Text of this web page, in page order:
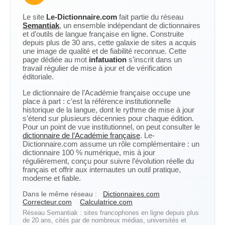
Le site Le-Dictionnaire.com fait partie du réseau
Semantiak, un ensemble indépendant de dictionnaires
et d’outils de langue française en ligne. Construite
depuis plus de 30 ans, cette galaxie de sites a acquis
une image de qualité et de fiabilité reconnue. Cette
page dédiée au mot infatuation s’inscrit dans un
travail régulier de mise à jour et de vérification
éditoriale.
Le dictionnaire de l’Académie française occupe une
place à part : c’est la référence institutionnelle
historique de la langue, dont le rythme de mise à jour
s’étend sur plusieurs décennies pour chaque édition.
Pour un point de vue institutionnel, on peut consulter le
dictionnaire de l’Académie française. Le-
Dictionnaire.com assume un rôle complémentaire : un
dictionnaire 100 % numérique, mis à jour
régulièrement, conçu pour suivre l’évolution réelle du
français et offrir aux internautes un outil pratique,
moderne et fiable.
Dans le même réseau :
Dictionnaires.com
Correcteur.com
Calculatrice.com
Réseau Semantiak : sites francophones en ligne depuis plus
de 20 ans, cités par de nombreux médias, universités et